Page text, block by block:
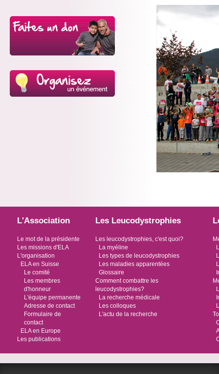
L'Association
Le mot de la présidente
Les missions d'ELA
L'organisation
ELA en Suisse
Le comité
Les membres
d'honneur
L'équipe permanente
Adresse de contact
Formulaire de
contact
ELA en Europe
Les publications
Les Leucodystrophies
Les leucodystrophies, c'est quoi?
La myéline
Les types de leucodystrophies
Les maladies apparentées
Glossaire
Comment combattre les
leucodystrophies?
La recherche médicale
Les colloques
L'actu de la recherche